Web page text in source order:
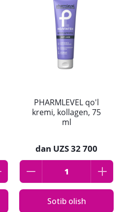
PHARMLEVEL qo'l
kremi, kollagen, 75
ml
dan UZS 32 700
Sotib olish